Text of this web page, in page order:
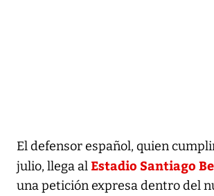
El defensor español, quien
julio, llega al Estadio Santiago
una petición expresa dentro del